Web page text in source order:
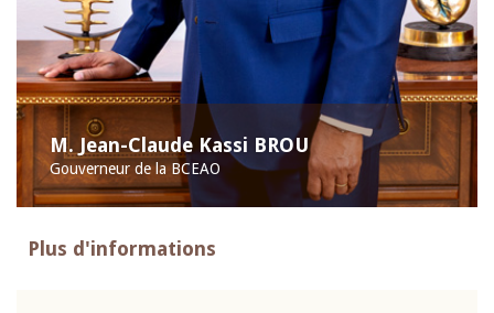
M. Jean-Claude Kassi BROU
Gouverneur de la BCEAO
Plus d'informations